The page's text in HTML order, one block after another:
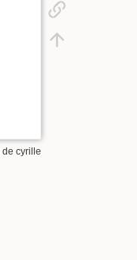
de cyrille